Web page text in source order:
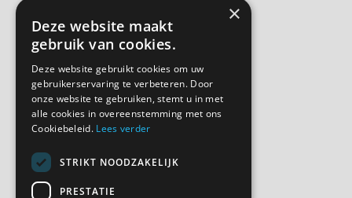
Shortlease
Over ons
Contact
Bel ons
Volg ons
×
Deze website maakt
gebruik van cookies.
Deze website gebruikt cookies om uw
gebruikerservaring te verbeteren. Door
onze website te gebruiken, stemt u in met
alle cookies in overeenstemming met ons
Cookiebeleid. Lees verder
STRIKT NOODZAKELIJK
PRESTATIE